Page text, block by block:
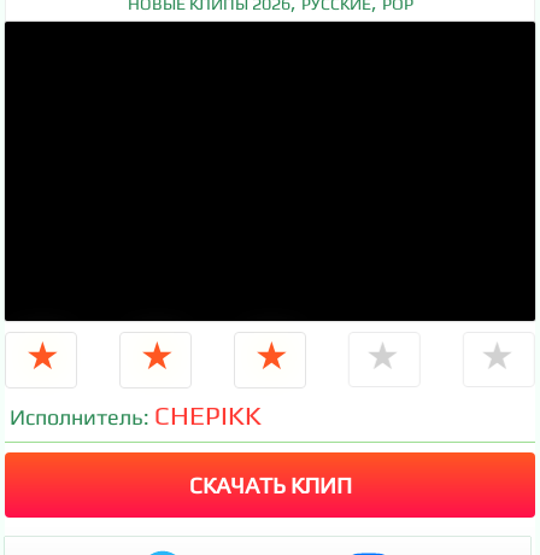
НОВЫЕ КЛИПЫ 2026 РУССКИЕ POP
★ ★ ★ ★ ★
Исполнитель: CHEPIKK
СКАЧАТЬ КЛИП